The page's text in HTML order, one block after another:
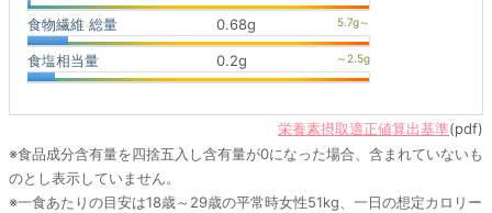
食物繊維 総量 0.68g
食塩相当量 0.2g
栄養素摂取適正値算出基準(pdf)
※食品成分含有量を四捨五入し含有量が0になった場合、含まれていないも
のとし表示していません。
※一食あたりの目安は18歳～29歳の平常時女性51kg、一日の想定カロリー